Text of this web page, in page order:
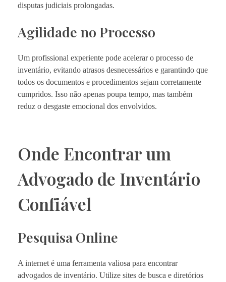
disputas judiciais prolongadas.
Agilidade no Processo
Um profissional experiente pode acelerar o processo de
inventário, evitando atrasos desnecessários e garantindo que
todos os documentos e procedimentos sejam corretamente
cumpridos. Isso não apenas poupa tempo, mas também
reduz o desgaste emocional dos envolvidos.
Onde Encontrar um
Advogado de Inventário
Confiável
Pesquisa Online
A internet é uma ferramenta valiosa para encontrar
advogados de inventário. Utilize sites de busca e diretórios